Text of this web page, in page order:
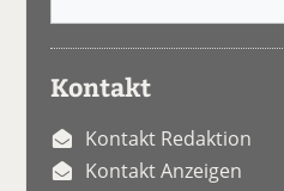
Kontakt
Kontakt Redaktion
Kontakt Anzeigen